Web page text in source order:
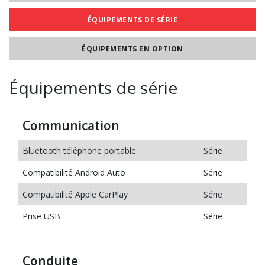
ÉQUIPEMENTS DE SÉRIE
ÉQUIPEMENTS EN OPTION
Équipements de série
Communication
Bluetooth téléphone portable
Série
Compatibilité Android Auto
Série
Compatibilité Apple CarPlay
Série
Prise USB
Série
Conduite